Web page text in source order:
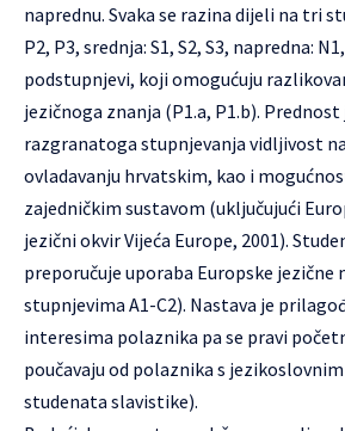
naprednu. Svaka se razina dijeli na tri
P2, P3, srednja: S1, S2, S3, napredna:
podstupnjevi, koji omogućuju
jezičnoga znanja (P1.a, P1.b).
razgranatoga stupnjevanja vidljivost
ovladavanju hrvatskim, kao i
zajedničkim sustavom (uključujući
jezični okvir Vijeća Europe, 2001).
preporučuje uporaba Europske jezične
stupnjevima A1-C2). Nastava je
interesima polaznika pa se pravi
poučavaju od polaznika s
studenata slavistike).